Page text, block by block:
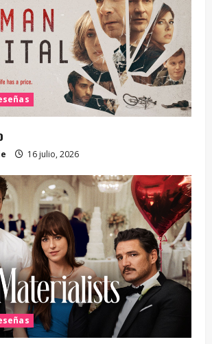
16 julio, 2026